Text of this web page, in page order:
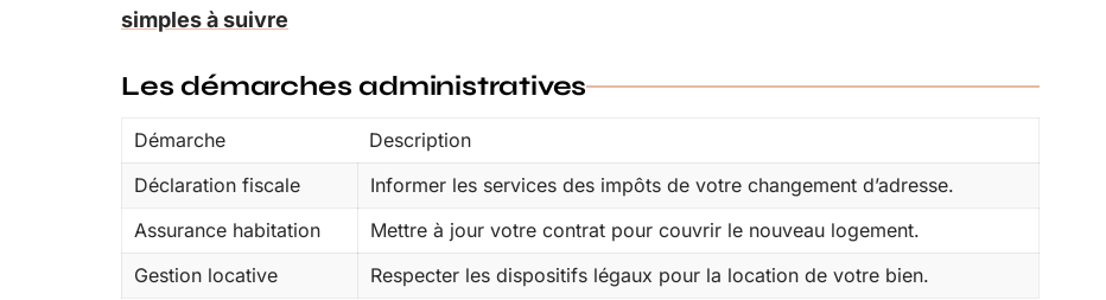
simples à suivre
Les démarches administratives
Démarche
Description
Déclaration fiscale
Informer les services des impôts de votre changement d’adresse.
Assurance habitation
Mettre à jour votre contrat pour couvrir le nouveau logement.
Gestion locative
Respecter les dispositifs légaux pour la location de votre bien.